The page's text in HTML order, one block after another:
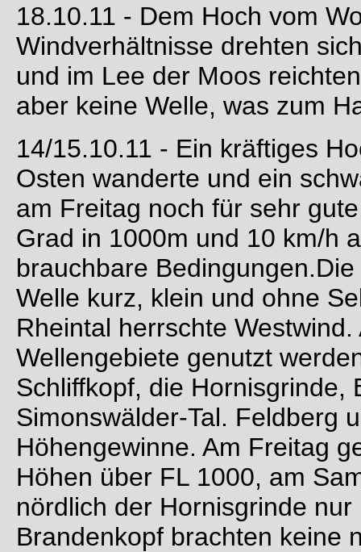
18.10.11 - Dem Hoch vom
Windverhältnisse drehten
und im Lee der Moos
aber keine Welle, was zum
14/15.10.11 - Ein kräftiges
Osten wanderte und ein
am Freitag noch für sehr
Grad in 1000m und 10 km/h
brauchbare
Welle kurz, klein und ohne
Rheintal herrschte
Wellengebiete genutzt
Schliffkopf, die Hornisgrinde,
Simonswälder-Tal. Feldberg
Höhengewinne. Am Freitag
Höhen über FL 1000, am
nördlich der Hornisgrinde
Brandenkopf brachten keine